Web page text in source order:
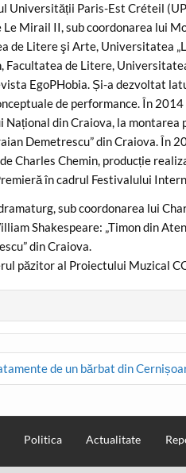
Universității Paris-Est Créteil
Le Mirail II, sub coordonarea lui
de Litere şi Arte, Universitatea
Facultatea de Litere,
EgoPHobia. Și-a dezvoltat
de performance. În
din Craiova, la montarea
Demetrescu” din Craiova. În
Charles Chemin, producție
în cadrul Festivalului
sub coordonarea lui
Shakespeare: „Timon din
din Craiova.
păzitor al Proiectului Muzical
de un bărbat din
Politica Actualitate